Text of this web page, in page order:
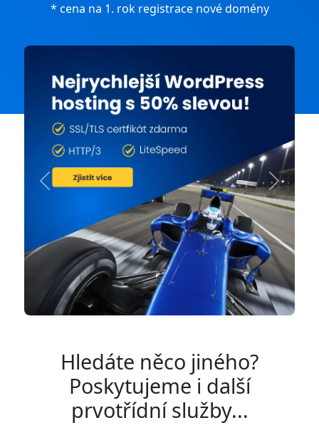
* cena na 1. rok registrace nové domény
Previous Next
Hledáte něco jiného?
Poskytujeme i další
prvotřídní služby...